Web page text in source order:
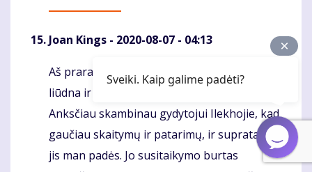
Joan Kings - 2020-08-07 - 04:13
Komentaras
Aš praradau meilę kažkam kitam. Buvau
liūdna ir norėjau, kad jis vėl blogai grįžtų.
Anksčiau skambinau gydytojui Ilekhojie, kad
gaučiau skaitymų ir patarimų, ir supratau, kad
jis man padės. Jo susitaikymo burtas
Sveiki. Kaip galime padėti?